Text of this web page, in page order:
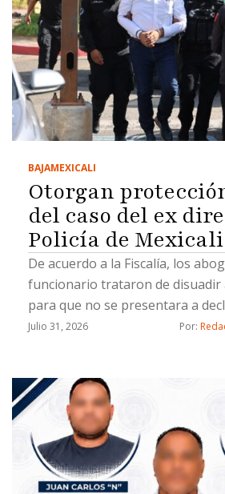
BAJAMEXICALI
Otorgan
del caso del ex
Policía de Mexicali
De acuerdo a la Fiscalía, los
funcionario trataron de disuadir
para que no se presentara a
Julio 31, 2026 Por: